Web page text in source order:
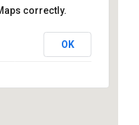
correctly.
OK